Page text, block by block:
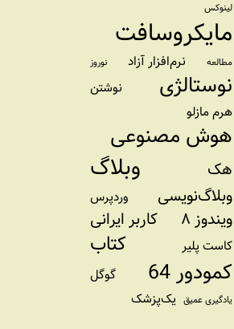
لینوکس
مایکروسافت
مطالعه نرم‌افزار آزاد نوروز
نوستالژی
نوشتن
هرم مازلو
هوش مصنوعی
هک وبلاگ
وبلاگ‌نویسی وردپرس
ویندوز ۸ کاربر ایرانی
کاست پلیر کتاب
کمودور 64 گوگل
یادگیری عمیق یک‌پزشک